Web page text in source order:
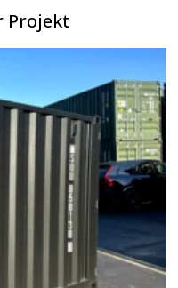
Projekt